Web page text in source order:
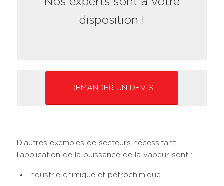
disposition !
DEMANDER UN DEVIS
D’autres exemples de secteurs nécessitant
l’application de la puissance de la vapeur sont :
Industrie chimique et pétrochimique